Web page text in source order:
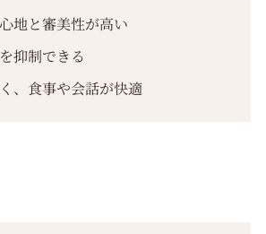
地と審美性が高い
抑制できる
、食事や会話が快適